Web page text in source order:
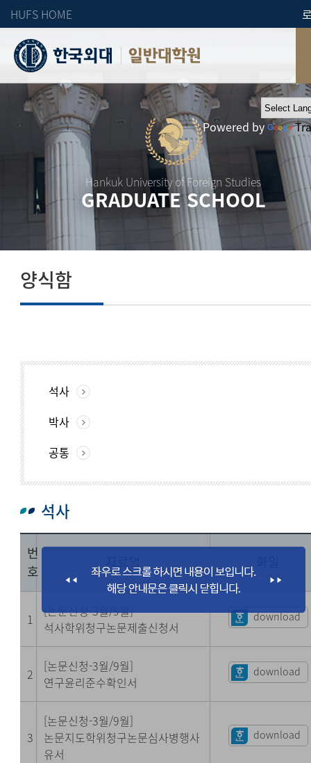
HUFS HOME
일반대학원
Hankuk University of Foreign Studies
GRADUATE SCHOOL
Powered by
양식함
석사
박사
공통
석사
번
호
1
[논문신청-3월/9월]
석사학위청구논문제출신청서
download
2
[논문신청-3월/9월]
연구윤리준수확인서
download
3
[논문신청-3월/9월]
논문지도학위청구논문심사병행사
유서
download